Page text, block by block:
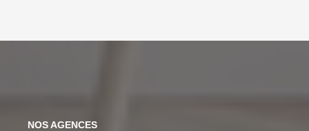
NOS AGENCES